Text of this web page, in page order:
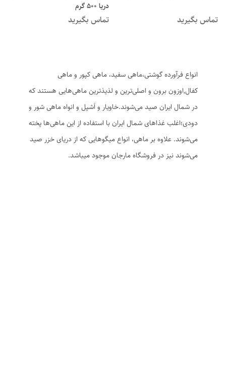
تماس بگیرید
دریا 500 گرم
تماس بگیرید
انواع فرآورده گوشتی،ماهی سفید، ماهی کپور و ماهی
کفال,اوزون برون و اصلی‌ترین و لذیذترین ماهی‌هایی هستند که
در شمال ایران صید می‌شوند.خاویار و اَشپل و انواه ماهی شور و
دودی؛اغلب غذاهای شمال ایران با استفاده از این ماهی‌ها پخته
می‌شوند. علاوه بر ماهی، انواع میگوهایی که از دریای خزر صید
می‌شوند نیز در فروشگاه مارجان موجود میباشد.